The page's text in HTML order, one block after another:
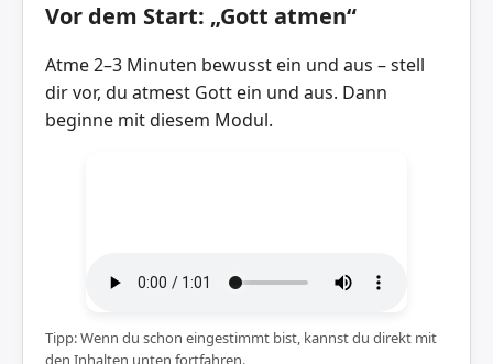
Vor dem Start: „Gott atmen“
Atme 2–3 Minuten bewusst ein und aus – stell
dir vor, du atmest Gott ein und aus. Dann
beginne mit diesem Modul.
Tipp: Wenn du schon eingestimmt bist, kannst du direkt mit
den Inhalten unten fortfahren.